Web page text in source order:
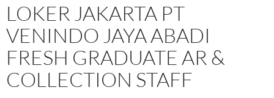
LOKER JAKARTA PT
VENINDO JAYA ABADI
FRESH GRADUATE AR &
COLLECTION STAFF